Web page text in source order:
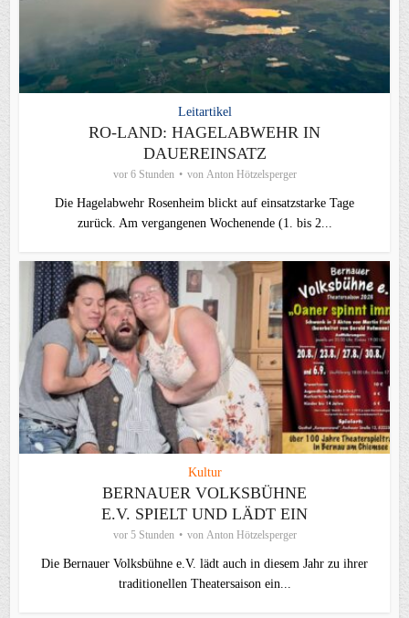
Leitartikel
RO-LAND: HAGELABWEHR IN
DAUEREINSATZ
vor 6 Stunden von Anton Hötzelsperger
Die Hagelabwehr Rosenheim blickt auf einsatzstarke Tage
zurück. Am vergangenen Wochenende (1. bis 2...
Kultur
BERNAUER VOLKSBÜHNE
E.V. SPIELT UND LÄDT EIN
vor 5 Stunden von Anton Hötzelsperger
Die Bernauer Volksbühne e.V. lädt auch in diesem Jahr zu ihrer
traditionellen Theater­saison ein...